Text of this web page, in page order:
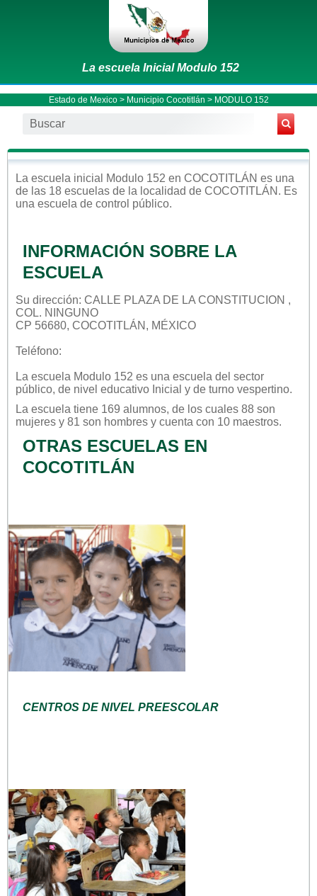
La escuela Inicial Modulo 152
Estado de Mexico> Municipio Cocotitlán > MODULO 152
La escuela inicial Modulo 152 en COCOTITLÁN es una
de las 18 escuelas de la localidad de COCOTITLÁN . Es
una escuela de control público.
INFORMACIÓN SOBRE LA
ESCUELA
Su dirección: CALLE PLAZA DE LA CONSTITUCION ,
COL. NINGUNO
CP 56680, COCOTITLÁN, MÉXICO
Teléfono:
La escuela Modulo 152 es una escuela del sector
público, de nivel educativo Inicial y de turno vespertino.
La escuela tiene 169 alumnos, de los cuales 88 son
mujeres y 81 son hombres y cuenta con 10 maestros.
OTRAS ESCUELAS EN
COCOTITLÁN
CENTROS DE NIVEL PREESCOLAR